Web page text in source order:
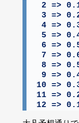
2 =>
3 =>
4 =>
5 =>
6 =>
7 =>
8 =>
9 =>
10 =>
11 =>
12 =>